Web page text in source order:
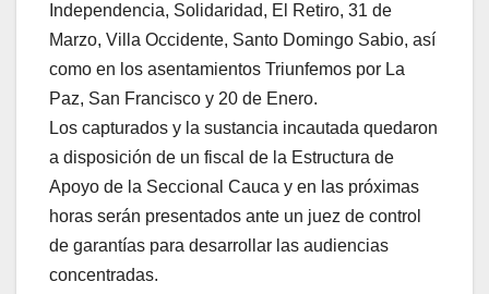
Independencia, Solidaridad, El Retiro, 31 de
Marzo, Villa Occidente, Santo Domingo Sabio, así
como en los asentamientos Triunfemos por La
Paz, San Francisco y 20 de Enero.
Los capturados y la sustancia incautada quedaron
a disposición de un fiscal de la Estructura de
Apoyo de la Seccional Cauca y en las próximas
horas serán presentados ante un juez de control
de garantías para desarrollar las audiencias
concentradas.